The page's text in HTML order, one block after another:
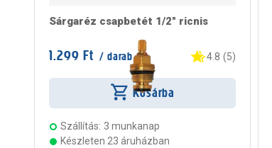
Sárgaréz csapbetét 1/2" ricnis
1.299 Ft / darab 4.8 (5)
Kosárba
Szállítás: 3 munkanap
Készleten 23 áruházban